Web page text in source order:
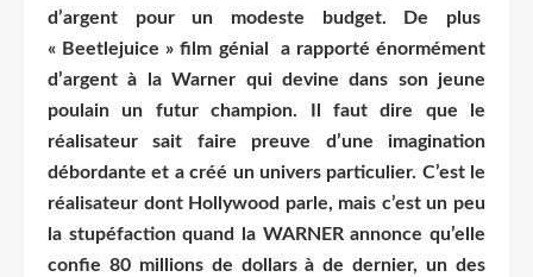
d’argent pour un modeste budget. De plus
« Beetlejuice » film génial a rapporté énormément
d’argent à la Warner qui devine dans son jeune
poulain un futur champion. Il faut dire que le
réalisateur sait faire preuve d’une imagination
débordante et a créé un univers particulier. C’est le
réalisateur dont Hollywood parle, mais c’est un peu
la stupéfaction quand la WARNER annonce qu’elle
confie 80 millions de dollars à de dernier, un des